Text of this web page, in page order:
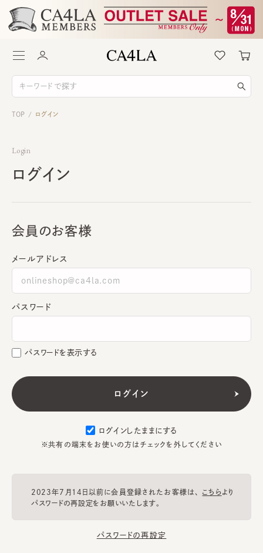
TOP / ログイン
Login
ログイン
会員のお客様
メールアドレス
パスワード
パスワードを表示する
ログインしたままにする
※共有の端末をお使いの方はチェックを外してください
2023年7月14日以前に会員登録されたお客様は、 こちらより
パスワードの再設定をお願いいたします。
パスワードの再設定